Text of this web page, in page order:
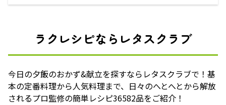
ラクレシピならレタスクラブ
今日の夕飯のおかず&献立を探すならレタスクラブで！基
本の定番料理から人気料理まで、日々のへとへとから解放
されるプロ監修の簡単レシピ36582品をご紹介！